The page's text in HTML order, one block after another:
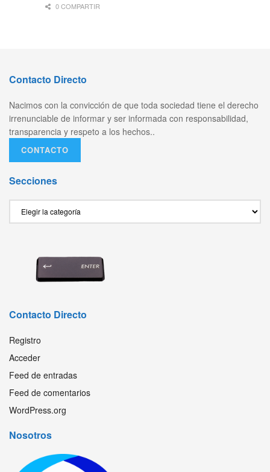
0 COMPARTIR
Contacto Directo
Nacimos con la convicción de que toda sociedad tiene el derecho
irrenunciable de informar y ser informada con responsabilidad,
transparencia y respeto a los hechos..
CONTACTO
Secciones
Contacto Directo
Registro
Acceder
Feed de entradas
Feed de comentarios
WordPress.org
Nosotros